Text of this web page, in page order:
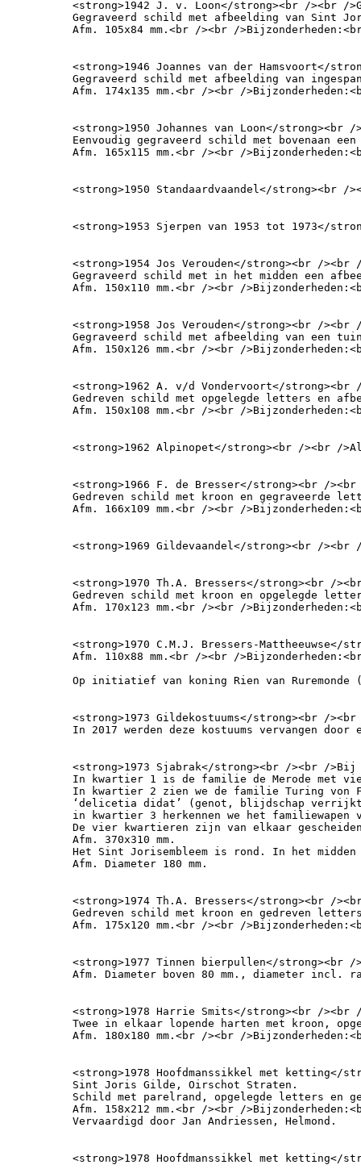
<strong>1942 J. v. Loon</strong><br /
Gegraveerd schild met afbeelding van Sint
Afm. 105x84 mm.<br /><br /
<strong>1946 Joannes van der Hamsvoort</
Gegraveerd schild met afbeelding van
Afm. 174x135 mm.<br /><br /
<strong>1950 Johannes van Loon</
Eenvoudig gegraveerd schild met bovenaan
Afm. 165x115 mm.<br /><br /
<strong>1950 Standaardvaandel</strong><br /
<strong>1953 Sjerpen van 1953 tot 1973</
<strong>1954 Jos Verouden</strong><br /
Gegraveerd schild met in het midden een
Afm. 150x110 mm.<br /><br /
<strong>1958 Jos Verouden</strong><br /
Gegraveerd schild met afbeelding van een
Afm. 150x126 mm.<br /><br /
<strong>1962 A. v/d Vondervoort</
Gedreven schild met opgelegde letters en
Afm. 150x108 mm.<br /><br /
<strong>1962 Alpinopet</strong><br /><br /
<strong>1966 F. de Bresser</strong><br /
Gedreven schild met kroon en gegraveerde
Afm. 166x109 mm.<br /><br /
<strong>1969 Gildevaandel</strong><br /
<strong>1970 Th.A. Bressers</strong><br /
Gedreven schild met kroon en opgelegde
Afm. 170x123 mm.<br /><br /
<strong>1970 C.M.J. Bressers-
Afm. 110x88 mm.<br /><br /
Op initiatief van koning Rien van
<strong>1973 Gildekostuums</strong><br /
In 2017 werden deze kostuums vervangen
<strong>1973 Sjabrak</strong><br /><br /
In kwartier 1 is de familie de Merode met
In kwartier 2 zien we de familie Turing
‘delicetia didat’ (genot, blijdschap
in kwartier 3 herkennen we het
De vier kwartieren zijn van elkaar
Afm. 370x310 mm.
Het Sint Jorisembleem is rond. In het
Afm. Diameter 180 mm.
<strong>1974 Th.A. Bressers</strong><br /
Gedreven schild met kroon en gedreven
Afm. 175x120 mm.<br /><br /
<strong>1977 Tinnen bierpullen</strong><br
Afm. Diameter boven 80 mm., diameter incl.
<strong>1978 Harrie Smits</strong><br /
Twee in elkaar lopende harten met kroon,
Afm. 180x180 mm.<br /><br /
<strong>1978 Hoofdmanssikkel met ketting</
Sint Joris Gilde, Oirschot Straten.
Schild met parelrand, opgelegde letters en
Afm. 158x212 mm.<br /><br /
Vervaardigd door Jan Andriessen, Helmond.
<strong>1978 Hoofdmanssikkel met ketting</